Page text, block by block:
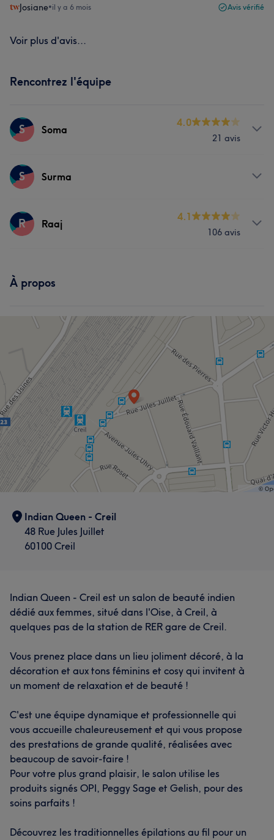
Josiane•il y a 6 mois Avis vérifié
Voir plus d'avis...
Rencontrez l'équipe
S Soma
4.0
21 avis
Prestations
Épilation
S Surma
Prestations
R Raaj
4.1
106 avis
Corps
Épilation Manucure et Beauté des pieds
L'avis de nos clients sur Raaj
Efficace
À propos
Indian Queen - Creil
48 Rue Jules Juillet
60100 Creil
Indian Queen - Creil est un salon de beauté indien
dédié aux femmes, situé dans l'Oise, à Creil, à
quelques pas de la station de RER gare de Creil.
Vous prenez place dans un lieu joliment décoré, à la
décoration et aux tons féminins et cosy qui invitent à
un moment de relaxation et de beauté !
C'est une équipe dynamique et professionnelle qui
vous accueille chaleureusement et qui vous propose
des prestations de grande qualité, réalisées avec
beaucoup de savoir-faire !
Pour votre plus grand plaisir, le salon utilise les
produits signés OPI, Peggy Sage et Gelish, pour des
soins parfaits !
Découvrez les traditionnelles épilations au fil pour un